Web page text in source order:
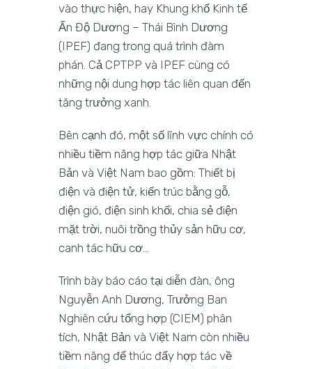
vào thực hiện, hay Khung khổ Kinh tế
Ấn Độ Dương – Thái Bình Dương
(IPEF) đang trong quá trình đàm
phán. Cả CPTPP và IPEF cùng có
những nội dung hợp tác liên quan đến
tăng trưởng xanh.
Bên cạnh đó, một số lĩnh vực chính có
nhiều tiềm năng hợp tác giữa Nhật
Bản và Việt Nam bao gồm: Thiết bị
điện và điện tử, kiến trúc bằng gỗ,
điện gió, điện sinh khối, chia sẻ điện
mặt trời, nuôi trồng thủy sản hữu cơ,
canh tác hữu cơ…
Trình bày báo cáo tại diễn đàn, ông
Nguyễn Anh Dương, Trưởng Ban
Nghiên cứu tổng hợp (CIEM) phân
tích, Nhật Bản và Việt Nam còn nhiều
tiềm năng để thúc đẩy hợp tác về